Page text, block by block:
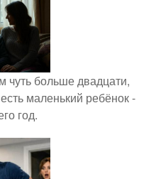
больше двадцати,
маленький ребёнок -
год.